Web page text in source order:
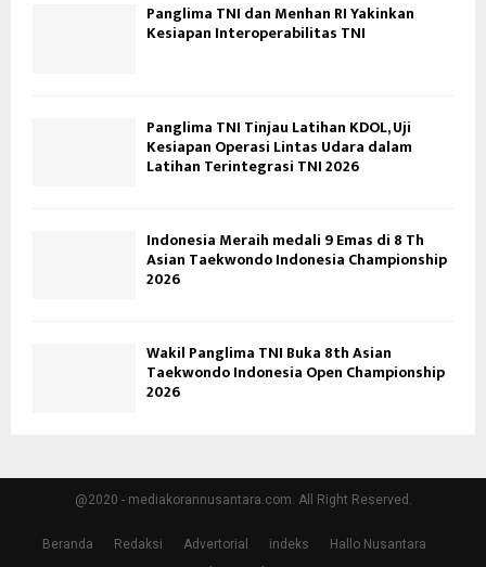
Panglima TNI dan Menhan RI Yakinkan
Kesiapan Interoperabilitas TNI
Panglima TNI Tinjau Latihan KDOL, Uji
Kesiapan Operasi Lintas Udara dalam
Latihan Terintegrasi TNI 2026
Indonesia Meraih medali 9 Emas di 8 Th
Asian Taekwondo Indonesia Championship
2026
Wakil Panglima TNI Buka 8th Asian
Taekwondo Indonesia Open Championship
2026
@2020 - mediakorannusantara.com. All Right Reserved.
Beranda Redaksi Advertorial indeks
Hallo Nusantara